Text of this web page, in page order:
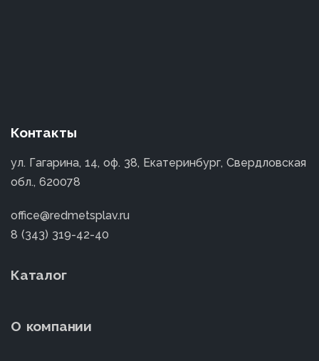
Контакты
ул. Гагарина, 14, оф. 38, Екатеринбург, Свердловская
обл., 620078
office@redmetsplav.ru
8 (343) 319-42-40
Каталог
О компании